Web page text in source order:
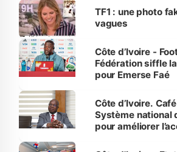
sur la scène
TF1 : une photo
vagues
Côte d’Ivoire -
Fédération siffle
pour Emerse Faé
Côte d’Ivoire.
Système national
pour améliorer